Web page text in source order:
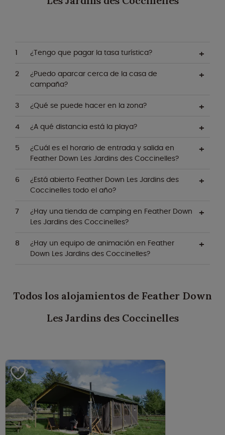
¿Tengo que pagar la tasa turística?
¿Puedo aparcar cerca de la casa de
campaña?
¿Qué se puede hacer en la zona?
¿A qué distancia está la playa?
¿Cuál es el horario de entrada y salida en
Feather Down Les Jardins des Coccinelles?
¿Está abierto Feather Down Les Jardins des
Coccinelles todo el año?
¿Hay una tienda de camping en Feather Down
Les Jardins des Coccinelles?
¿Hay un equipo de animación en Feather
Down Les Jardins des Coccinelles?
Todos los alojamientos de Feather Down
Les Jardins des Coccinelles